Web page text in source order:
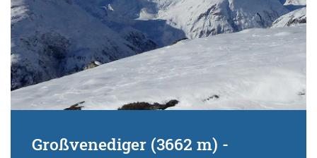
Großvenediger (3662 m) -